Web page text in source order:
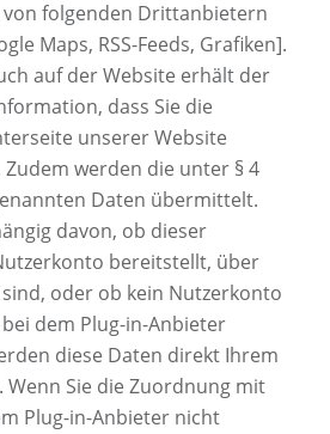
folgenden Drittanbietern
Maps, RSS-Feeds, Grafiken].
auf der Website erhält der
dass Sie die
unserer Website
werden die unter § 4
Daten übermittelt.
davon, ob dieser
bereitstellt, über
oder ob kein Nutzerkonto
dem Plug-in-Anbieter
diese Daten direkt Ihrem
Sie die Zuordnung mit
Plug-in-Anbieter nicht